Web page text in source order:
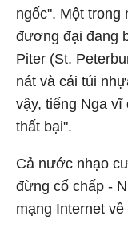
ngốc". Một trong
đương đại đang
Piter (St.
nát và cái túi
vậy, tiếng Nga
thất bại".
Cả nước nhạo
đừng cố chấp -
mạng Internet